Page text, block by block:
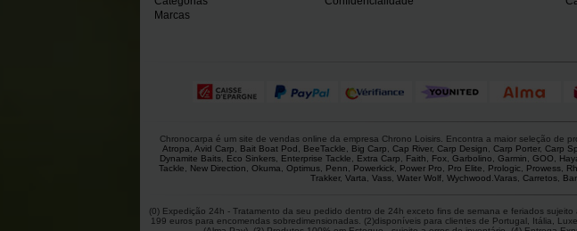
Marcas
Chronocarpa é um site de vendas online da empresa Chrono Loisirs. Encontra a maior seleção de
Atropa Avid Carp Bait Boat Pod BeeTackle Big Carp Cap River, Carp Design Carp Porter, Carp
Dynamite Baits, Eco Sinkers, Enterprise Tackle Extra Carp Faith Fox, Garbolino Garmin GOO
Tackle
New Direction Okuma Optimus, Penn Powerkick, Power Pro Pro Elite Prologic Prowess,
Trakker, Varta Vass Water Wolf Wychwood Varas Carretos
(0) Expedição 24h - Tratamento da seu pedido dentro de 24h exceto fins de semana e feriados
199 euros para encomendas sobredimensionadas. (2)disponíveis para clientes de Portugal, Itália,